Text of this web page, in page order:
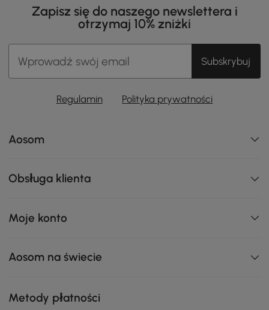
Zapisz się do naszego newslettera i
otrzymaj 10% zniżki
Subskrybuj
Regulamin Polityka prywatności
Aosom
Obsługa klienta
Moje konto
Aosom na świecie
Metody płatności